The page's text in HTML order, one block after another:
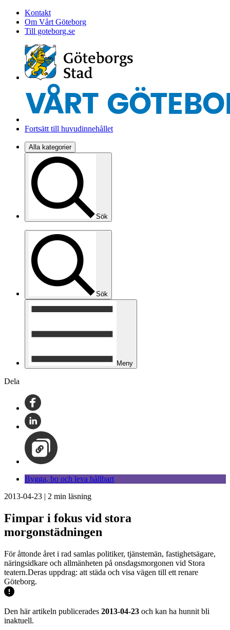
Kontakt
Om Vårt Göteborg
Till goteborg.se
Fortsätt till huvudinnehållet
Alla kategorier
Sök
Sök
Meny
Dela
Bygga, bo och leva hållbart
2013-04-23 | 2 min läsning
Fimpar i fokus vid stora
morgonstädningen
För åttonde året i rad samlas politiker, tjänstemän, fastighetsägare,
näringsidkare och allmänheten på onsdagsmorgonen vid Stora
teatern.Deras uppdrag: att städa och visa vägen till ett renare
Göteborg.
Den här artikeln publicerades 2013-04-23 och kan ha hunnit bli
inaktuell.